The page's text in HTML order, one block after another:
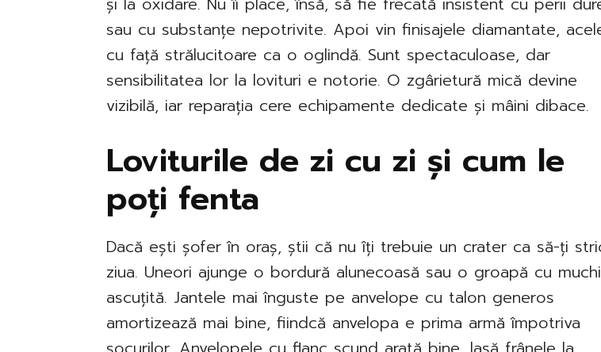
sau cu substanțe nepotrivite. Apoi vin finisajele diamantate,
cu față strălucitoare ca o oglindă. Sunt spectaculoase, dar
sensibilitatea lor la lovituri e notorie. O zgârietură mică devine
vizibilă, iar reparația cere echipamente dedicate și mâini dibace.
Loviturile de zi cu zi și cum le
poți fenta
Dacă ești șofer în oraș, știi că nu îți trebuie un crater ca să-ți
ziua. Uneori ajunge o bordură alunecoasă sau o groapă cu
ascuțită. Jantele mai înguste pe anvelope cu talon generos
amortizează mai bine, fiindcă anvelopa e prima armă împotriva